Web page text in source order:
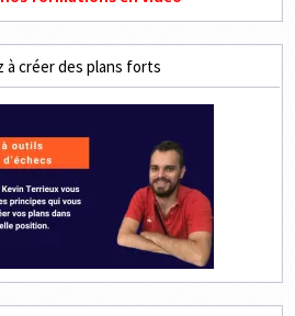
à créer des plans forts